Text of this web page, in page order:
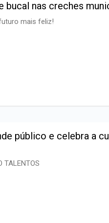
bucal nas creches
mais feliz!
público e celebra a
TALENTOS